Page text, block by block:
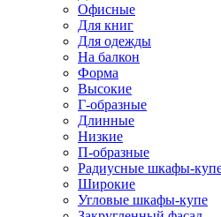
Офисные
Для книг
Для одежды
На балкон
Форма
Высокие
Г-образные
Длинные
Низкие
П-образные
Радиусные шкафы-
Широкие
Угловые шкафы-купе